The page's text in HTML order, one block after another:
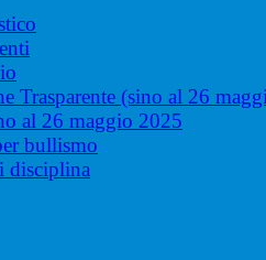
Trasparente (sino al 26
al 26 maggio 2025
bullismo
disciplina